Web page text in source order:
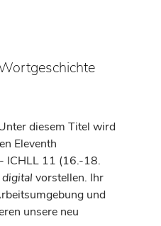
diesem Titel wird
Eleventh
ICHLL 11 (16.-18.
vorstellen. Ihr
und
unsere neu